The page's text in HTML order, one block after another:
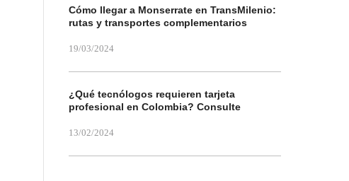
Cómo llegar a Monserrate en TransMilenio:
rutas y transportes complementarios
19/03/2024
¿Qué tecnólogos requieren tarjeta
profesional en Colombia? Consulte
13/02/2024